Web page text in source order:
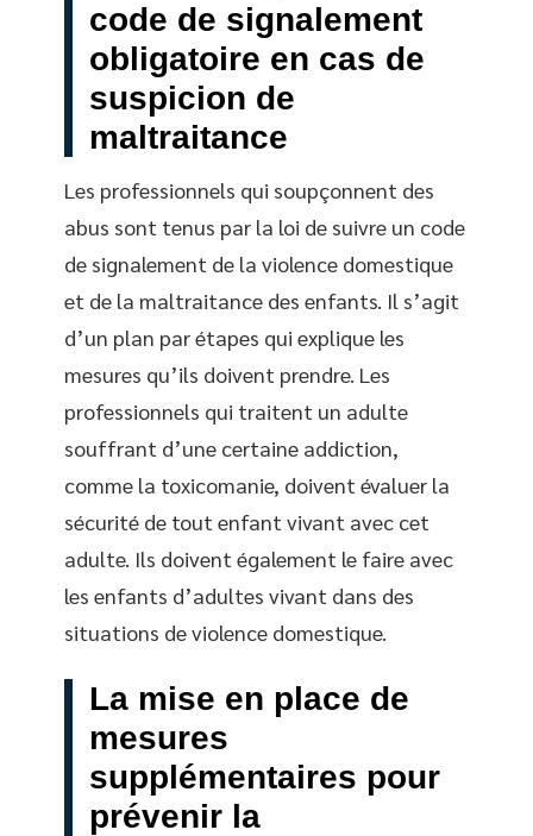
code de signalement
obligatoire en cas de
suspicion de
maltraitance
Les professionnels qui soupçonnent des
abus sont tenus par la loi de suivre un code
de signalement de la violence domestique
et de la maltraitance des enfants. Il s’agit
d’un plan par étapes qui explique les
mesures qu’ils doivent prendre. Les
professionnels qui traitent un adulte
souffrant d’une certaine addiction,
comme la toxicomanie, doivent évaluer la
sécurité de tout enfant vivant avec cet
adulte. Ils doivent également le faire avec
les enfants d’adultes vivant dans des
situations de violence domestique.
La mise en place de
mesures
supplémentaires pour
prévenir la